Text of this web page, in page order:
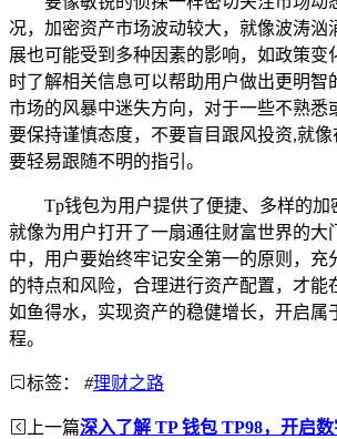
况，加密资产市场波动较大，就像波涛汹
展也可能受到多种因素的影响，如政策变
时了解相关信息可以帮助用户做出更明智
市场的风暴中迷失方向，对于一些不熟悉
要保持谨慎态度，不要盲目跟风投资,就
要轻易跟随不明的指引。
Tp钱包为用户提供了便捷、多样的加
就像为用户打开了一扇通往财富世界的大
中，用户要始终牢记安全第一的原则，充
的特点和风险，合理进行资产配置，才能
如鱼得水，实现资产的稳健增长，开启属
程。
标签： #理财之路
上一篇深入了解 TP 钱包 TP98，开启